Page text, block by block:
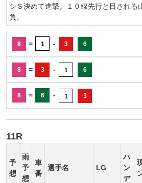
シＳ決めて進撃。１０線先行と目される
負。
8 = 1 - 3 6
8 = 3 - 1 6
8 = 6 - 1 3
11R
予
想
雨
予
想
車
番
選手名 LG
ハ
ン
デ